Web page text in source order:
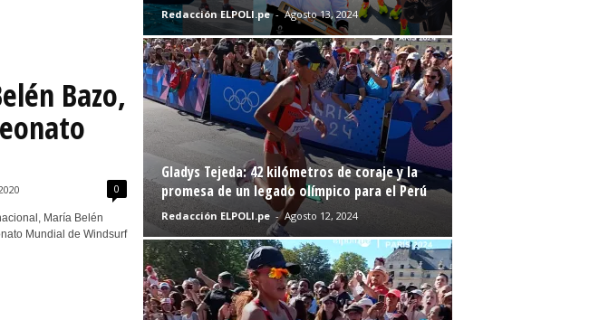
Bazo,
0
María Belén
Mundial de Windsurf
Redacción ELPOLI.pe - Agosto 13, 2024
Gladys Tejeda: 42 kilómetros de coraje y la
promesa de un legado olímpico para el Perú
Redacción ELPOLI.pe - Agosto 12, 2024